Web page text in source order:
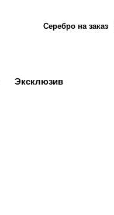
Серебро на заказ
Эксклюзив